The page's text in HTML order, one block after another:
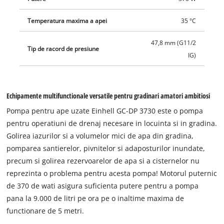
Temperatura maxima a apei 35 °C
Tip de racord de presiune
47,8 mm (G11/2
IG)
Echipamente multifunctionale versatile pentru gradinari amatori ambitiosi
Pompa pentru ape uzate Einhell GC-DP 3730 este o pompa
pentru operatiuni de drenaj necesare in locuinta si in gradina.
Golirea iazurilor si a volumelor mici de apa din gradina,
pomparea santierelor, pivnitelor si adaposturilor inundate,
precum si golirea rezervoarelor de apa si a cisternelor nu
reprezinta o problema pentru acesta pompa! Motorul puternic
de 370 de wati asigura suficienta putere pentru a pompa
pana la 9.000 de litri pe ora pe o inaltime maxima de
functionare de 5 metri.